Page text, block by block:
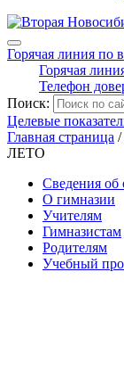
Горячая линия по
Горячая
Телефон
Поиск:
Целевые
Главная страница /
ЛЕТО
Сведения об
О гимназии
Учителям
Гимназистам
Родителям
Учебный